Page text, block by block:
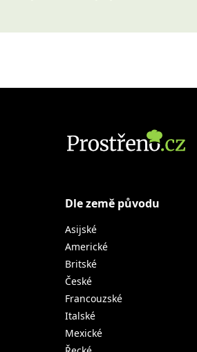
Dle země původu
Asijské
Americké
Britské
České
Francouzské
Italské
Mexické